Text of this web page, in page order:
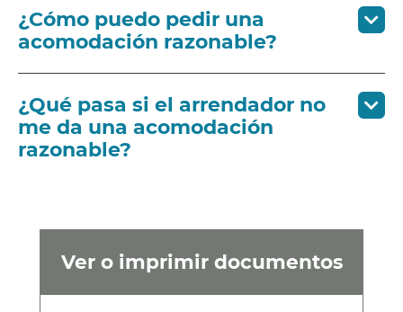
Ver o imprimir documentos
¿Cómo puedo pedir una
acomodación razonable?
¿Qué pasa si el arrendador no
me da una acomodación
razonable?